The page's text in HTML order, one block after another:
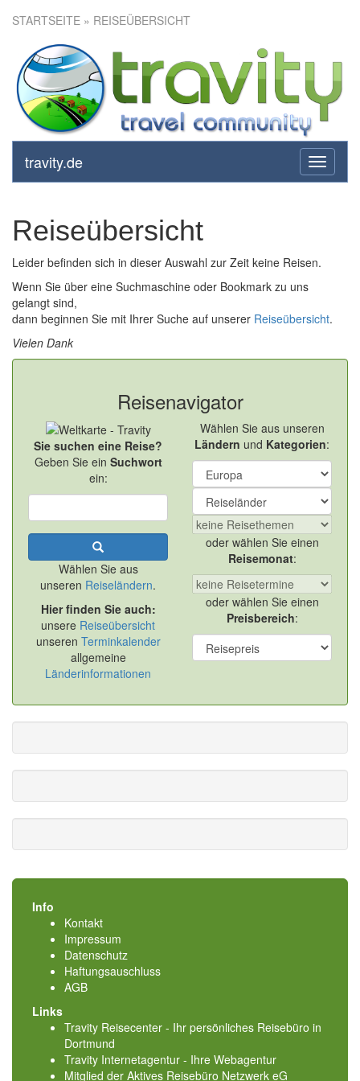
STARTSEITE » REISEÜBERSICHT
toggle
travity.de
Reiseübersicht
Leider befinden sich in dieser Auswahl zur Zeit keine Reisen.
Wenn Sie über eine Suchmaschine oder Bookmark zu uns
gelangt sind,
dann beginnen Sie mit Ihrer Suche auf unserer Reiseübersicht.
Vielen Dank
Reisenavigator
Sie suchen eine Reise?
Geben Sie ein Suchwort
ein:
Wählen Sie aus
unseren Reiseländern.
Hier finden Sie auch:
unsere Reiseübersicht
unseren Terminkalender
allgemeine
Länderinformationen
Wählen Sie aus unseren
Ländern und Kategorien:
oder wählen Sie einen
Reisemonat:
oder wählen Sie einen
Preisbereich:
Info
Kontakt
Impressum
Datenschutz
Haftungsauschluss
AGB
Links
Travity Reisecenter - Ihr persönliches Reisebüro in
Dortmund
Travity Internetagentur - Ihre Webagentur
Mitglied der Aktives Reisebüro Netzwerk eG